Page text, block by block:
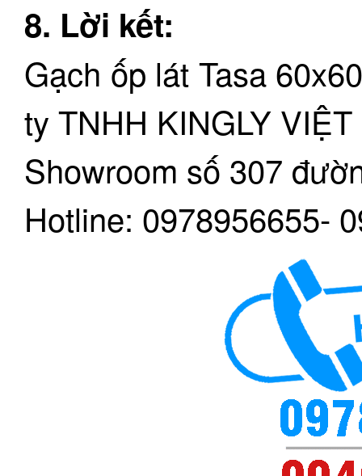
8. Lời kết:
Gạch ốp lát Tasa
ty TNHH KINGLY
Showroom số 307
Hotline: 0978956655-